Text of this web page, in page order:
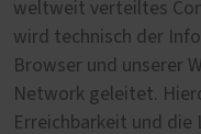
weltweit verteiltes
wird technisch der
Browser und unserer
Network geleitet.
Erreichbarkeit und